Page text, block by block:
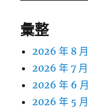
彙整
2026 年 8 月
2026 年 7 月
2026 年 6 月
2026 年 5 月